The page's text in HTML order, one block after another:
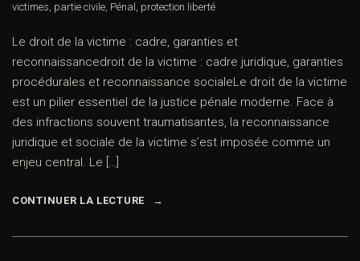
victimes, partie civile, Pénal , protection liberté
Le droit de la victime : cadre, garanties et
reconnaissancedroit de la victime : cadre juridique, garanties
procédurales et reconnaissance socialeLe droit de la victime
est un pilier essentiel de la justice pénale moderne. Face à
des infractions souvent traumatisantes, la reconnaissance
juridique et sociale de la victime s’est imposée comme un
enjeu central. Le […]
CONTINUER LA LECTURE